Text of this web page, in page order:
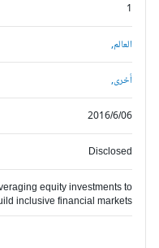
العالم,
أخرى,
2016/6/06
Disclosed
Leveraging equity investments to
build inclusive financial markets